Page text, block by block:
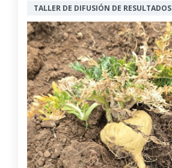
TALLER DE DIFUSIÓN DE RESULTADOS